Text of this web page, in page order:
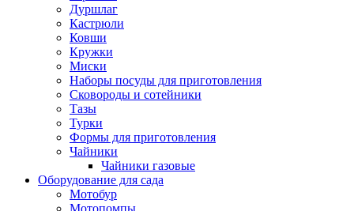
Дуршлаг
Кастрюли
Ковши
Кружки
Миски
Наборы посуды для приготовления
Сковороды и сотейники
Тазы
Турки
Формы для приготовления
Чайники
Чайники газовые
Оборудование для сада
Мотобур
Мотопомпы